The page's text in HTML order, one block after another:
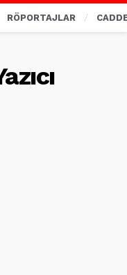
RÖPORTAJLAR